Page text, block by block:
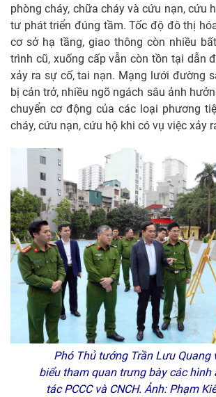
phòng cháy, chữa cháy và cứu nạn, cứu
tư phát triển đúng tầm. Tốc độ đô thị
cơ sở hạ tầng, giao thông còn nhiều
trình cũ, xuống cấp vẫn còn tồn tại dẫn
xảy ra sự cố, tai nạn. Mạng lưới đường
bị cản trở, nhiều ngõ ngách sâu ảnh
chuyển cơ động của các loại phương
cháy, cứu nạn, cứu hộ khi có vụ việc xảy
Phó Thủ tướng Trần Lưu Quang
biểu tham quan trưng bày các hình
tác PCCC và CNCH. Ảnh: Phạm